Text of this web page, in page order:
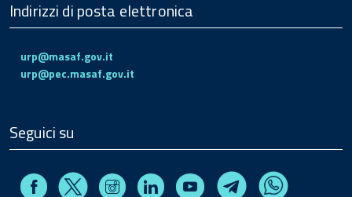
Indirizzi di posta elettronica
urp@masaf.gov.it
urp@pec.masaf.gov.it
Seguici su
FacebookX InstagramLinkedin Youtube TelegramWhatsapp